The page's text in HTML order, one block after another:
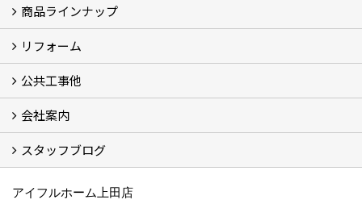
フォトギャラリー
モデルハウス (7)
現場レポート
完工事例
お客様の声
商品ラインナップ
商品ラインアップ一覧
FAVO（フェイボ）【自由設計】
Lodina（ロディナ）【規格住宅】
全館空調システム
リフォーム
コンセプト (2)
選ばれる理由
施工実例（フォトギャラリー）
公共工事他
建築工事 実績
土木工事 実績
一般建築(別荘)
公共工事部スタッフ紹介
会社案内
社長挨拶
会社概要
採用情報
アクセス
スタッフ紹介
スタッフブログ
資格取得一覧
プライバシーポリシー
地域貢献 (3)
スタッフブログ
アイフルホーム上田店